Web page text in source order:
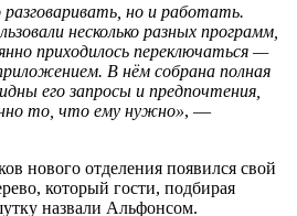
но и работать.
несколько разных программ,
приходилось переключаться —
В нём собрана полная
его запросы и предпочтения,
то, что ему нужно», —
нового отделения появился свой
который гости, подбирая
назвали Альфонсом.